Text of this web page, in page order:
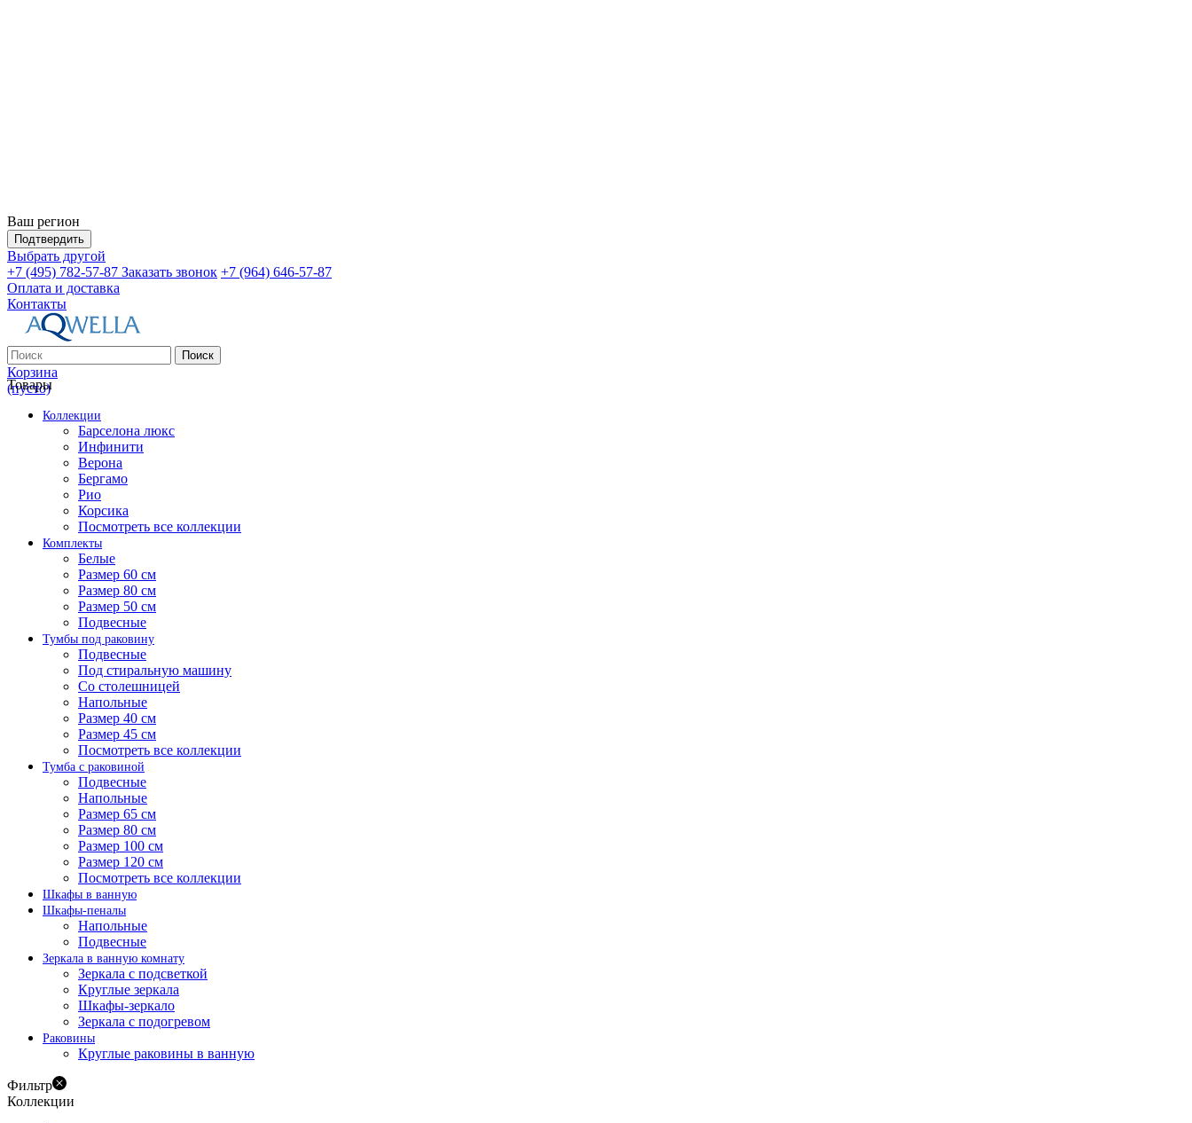
Ваш регион
Подтвердить
Выбрать другой
+7 (495) 782-57-87 Заказать звонок +7 (964) 646-57-87
Оплата и доставка
Контакты
Поиск
Корзина
(пусто)
Товары
Коллекции
Барселона люкс
Инфинити
Верона
Бергамо
Рио
Корсика
Посмотреть все коллекции
Комплекты
Белые
Размер 60 см
Размер 80 см
Размер 50 см
Подвесные
Тумбы под раковину
Подвесные
Под стиральную машину
Со столешницей
Напольные
Размер 40 см
Размер 45 см
Посмотреть все коллекции
Тумба с раковиной
Подвесные
Напольные
Размер 65 см
Размер 80 см
Размер 100 см
Размер 120 см
Посмотреть все коллекции
Шкафы в ванную
Шкафы-пеналы
Напольные
Подвесные
Зеркала в ванную комнату
Зеркала с подсветкой
Круглые зеркала
Шкафы-зеркало
Зеркала с подогревом
Раковины
Круглые раковины в ванную
Фильтр
Коллекции